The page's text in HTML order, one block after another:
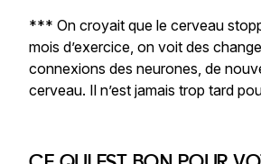
*** On croyait que le cerveau
mois d’exercice, on voit des
connexions des neurones, de
cerveau. Il n’est jamais trop tard